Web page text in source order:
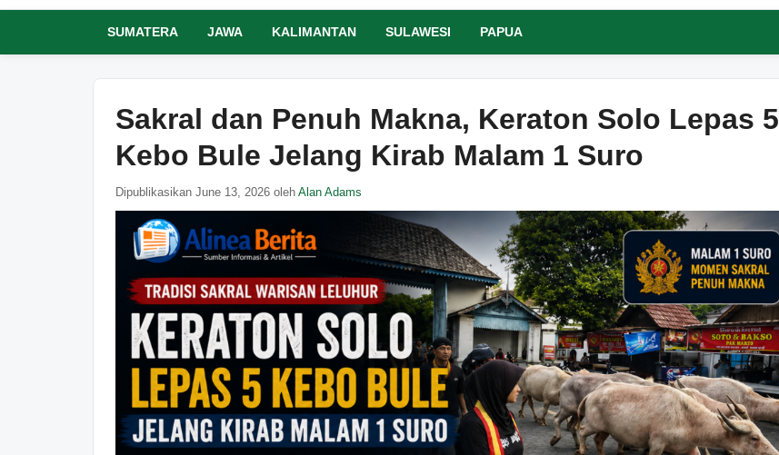
SUMATERA JAWA KALIMANTAN SULAWESI PAPUA
Sakral dan Penuh Makna, Keraton Solo Lepas 5
Kebo Bule Jelang Kirab Malam 1 Suro
Dipublikasikan June 13, 2026 oleh Alan Adams